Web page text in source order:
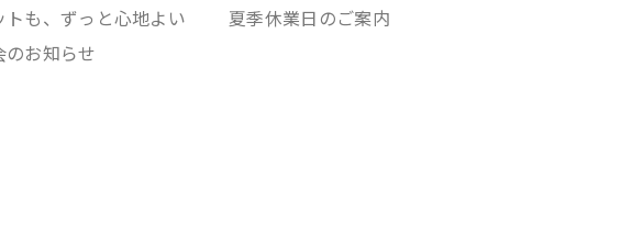
トも、ずっと心地よい
お知らせ
夏季休業日のご案内